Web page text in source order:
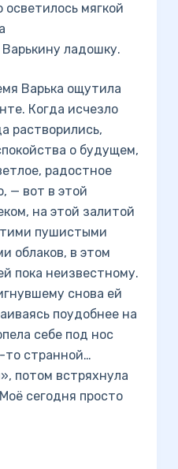
осветилось мягкой
ладошку.
Варька ощутила
Когда исчезло
растворились,
о будущем,
радостное
— вот в этой
на этой залитой
пушистыми
облаков, в этом
пока неизвестному.
снова ей
поудобнее на
себе под нос
то странной…
потом встряхнула
сегодня просто